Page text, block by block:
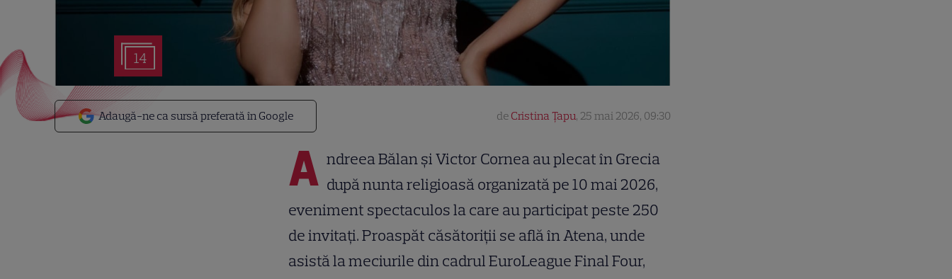
14
Adaugă-ne ca sursă preferată în Google de Cristina Țapu, 25 mai 2026, 09:30
A ndreea Bălan și Victor Cornea au plecat în Grecia
după nunta religioasă organizată pe 10 mai 2026,
eveniment spectaculos la care au participat peste 250
de invitați. Proaspăt căsătoriții se află în Atena, unde
asistă la meciurile din cadrul EuroLeague Final Four,